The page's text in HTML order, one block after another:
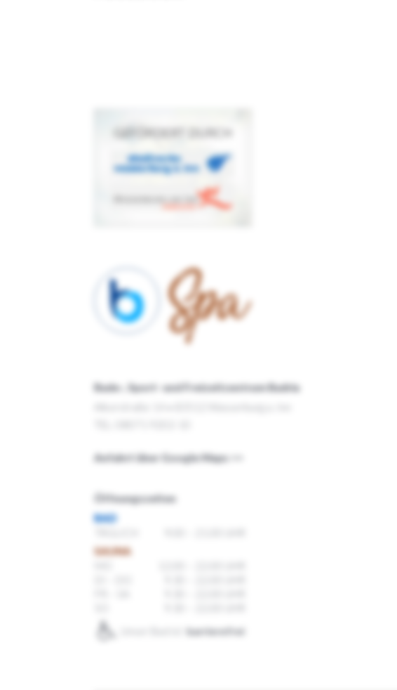
Bade-, Sport- und Freizeitzentrum Badria
Anfahrt über Google Maps >>
Öffnungszeiten
BAD
SAUNA
barrierefrei